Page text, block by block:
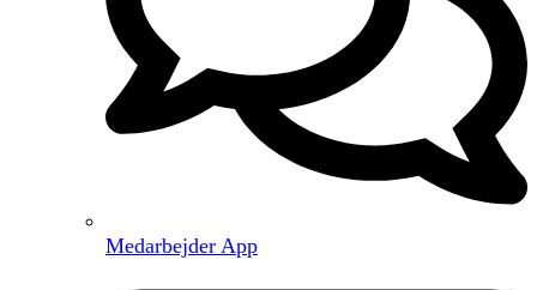
Medarbejder App